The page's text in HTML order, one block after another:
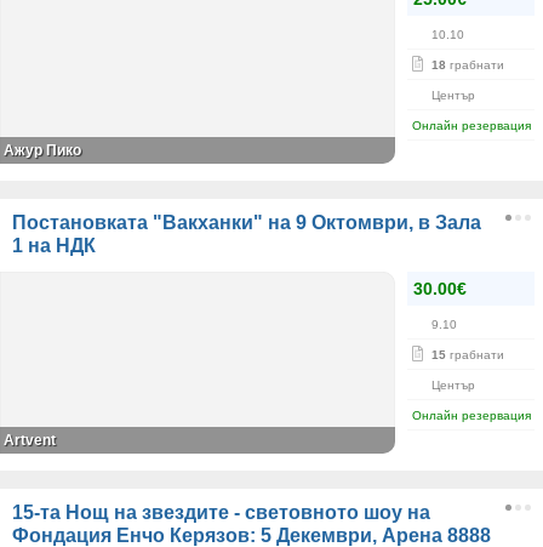
10.10
18 грабнати
Център
Онлайн резервация
Ажур Пико
Постановката "Вакханки" на 9 Октомври, в Зала
1 на НДК
30.00€
9.10
15 грабнати
Център
Онлайн резервация
Artvent
15-та Нощ на звездите - световното шоу на
Фондация Енчо Керязов: 5 Декември, Арена 8888